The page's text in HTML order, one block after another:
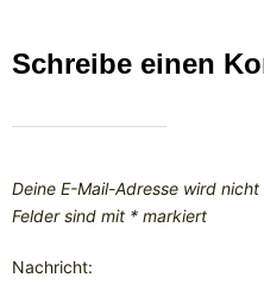
Schreibe einen
Deine E-Mail-Adresse wird
Felder sind mit * markiert
Nachricht: